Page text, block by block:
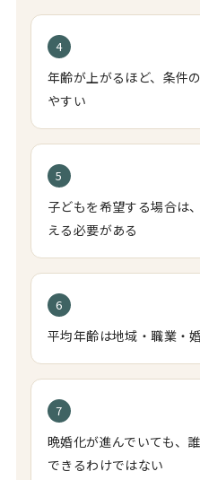
4
年齢が上がるほど、条件
やすい
5
子どもを希望する場合は
える必要がある
6
平均年齢は地域・職業・
7
晩婚化が進んでいても、
できるわけではない